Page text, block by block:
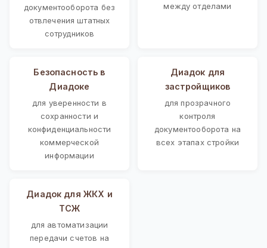
документооборота без
отвлечения штатных
сотрудников
между отделами
Безопасность в
Диадоке
для уверенности в
сохранности и
конфиденциальности
коммерческой
информации
Диадок для
застройщиков
для прозрачного
контроля
документооборота на
всех этапах стройки
Диадок для ЖКХ и
ТСЖ
для автоматизации
передачи счетов на